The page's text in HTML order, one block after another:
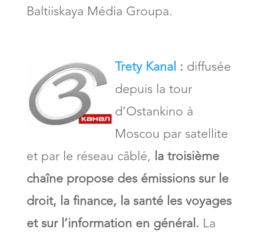
Baltiiskaya Média Groupa.
Trety Kanal : diffusée
depuis la tour
d’Ostankino à
Moscou par satellite
et par le réseau câblé, la troisième
chaîne propose des émissions sur le
droit, la finance, la santé les voyages
et sur l’information en général. La